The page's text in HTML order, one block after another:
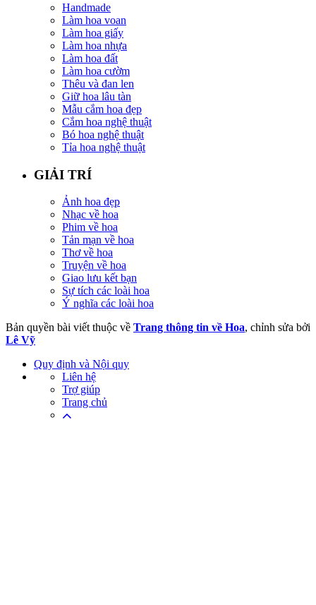
Handmade
Làm hoa voan
Làm hoa giấy
Làm hoa nhựa
Làm hoa đất
Làm hoa cườm
Thêu và đan len
Giữ hoa lâu tàn
Mẫu cắm hoa đẹp
Cắm hoa nghệ thuật
Bó hoa nghệ thuật
Tỉa hoa nghệ thuật
GIẢI TRÍ
Ảnh hoa đẹp
Nhạc về hoa
Phim về hoa
Tản mạn về hoa
Thơ về hoa
Truyện về hoa
Giao lưu kết bạn
Sự tích các loài hoa
Ý nghĩa các loài hoa
Bản quyền bài viết thuộc về Trang thông tin về Hoa, chỉnh sửa bởi
Lê Vỹ
Quy định và Nội quy
Liên hệ
Trợ giúp
Trang chủ